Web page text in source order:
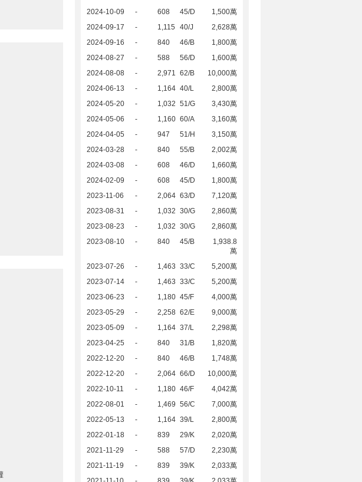
2024-10-09
- 608 45/D
1,500萬
2024-09-17
- 1,115 40/J
2,628萬
2024-09-16
- 840 46/B
1,800萬
2024-08-27
- 588 56/D
1,600萬
2024-08-08
- 2,971 62/B
10,000萬
2024-06-13
- 1,164 40/L
2,800萬
2024-05-20
- 1,032 51/G
3,430萬
2024-05-06
- 1,160 60/A
3,160萬
2024-04-05
- 947 51/H
3,150萬
2024-03-28
- 840 55/B
2,002萬
2024-03-08
- 608 46/D
1,660萬
2024-02-09
- 608 45/D
1,800萬
2023-11-06
- 2,064 63/D
7,120萬
2023-08-31
- 1,032 30/G
2,860萬
2023-08-23
- 1,032 30/G
2,860萬
2023-08-10
- 840 45/B
1,938.8
萬
2023-07-26
- 1,463 33/C
5,200萬
2023-07-14
- 1,463 33/C
5,200萬
2023-06-23
- 1,180 45/F
4,000萬
2023-05-29
- 2,258 62/E
9,000萬
2023-05-09
- 1,164 37/L
2,298萬
2023-04-25
- 840 31/B
1,820萬
2022-12-20
- 840 46/B
1,748萬
2022-12-20
- 2,064 66/D
10,000萬
2022-10-11
- 1,180 46/F
4,042萬
2022-08-01
- 1,469 56/C
7,000萬
2022-05-13
- 1,164 39/L
2,800萬
2022-01-18
- 839 29/K
2,020萬
2021-11-29
- 588 57/D
2,230萬
2021-11-19
- 839 39/K
2,033萬